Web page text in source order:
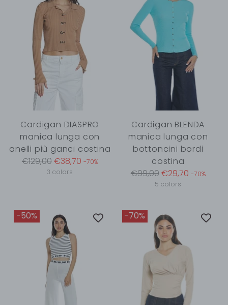
Cardigan DIASPRO
manica lunga con
anelli più ganci costina
Regular
€129,00€38,70 -70%
3 colors
Cardigan BLENDA
manica lunga con
bottoncini bordi
costina
Regular
€99,00€29,70 -70%
5 colors
-50% -70%